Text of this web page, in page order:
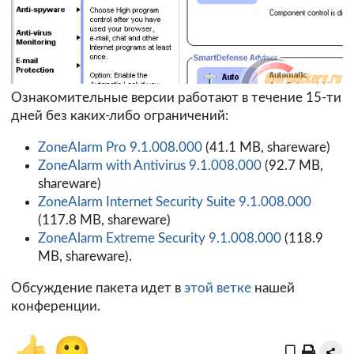
Ознакомительные версии работают в течение 15-ти
дней без каких-либо ограничений:
ZoneAlarm Pro 9.1.008.000(41.1 MB, shareware)
ZoneAlarm with Antivirus 9.1.008.000(92.7 MB,
shareware)
ZoneAlarm Internet Security Suite 9.1.008.000
(117.8 MB, shareware)
ZoneAlarm Extreme Security 9.1.008.000(118.9
MB, shareware).
Обсуждение пакета идет в этой ветке нашей
конференции.